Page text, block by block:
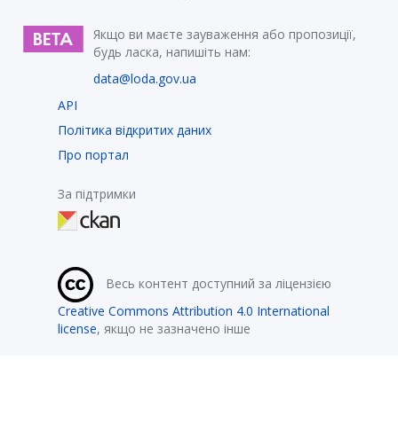
Якщо ви маєте зауваження або пропозиції,
будь ласка, напишіть нам:
data@loda.gov.ua
API
Політика відкритих даних
Про портал
За підтримки
Весь контент доступний за ліцензією
Creative Commons Attribution 4.0 International
license, якщо не зазначено інше